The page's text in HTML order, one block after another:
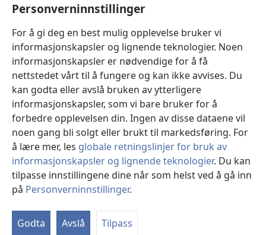
Personverninnstillinger
For å gi deg en best mulig opplevelse bruker vi
informasjonskapsler og lignende teknologier. Noen
informasjonskapsler er nødvendige for å få
nettstedet vårt til å fungere og kan ikke avvises. Du
kan godta eller avslå bruken av ytterligere
informasjonskapsler, som vi bare bruker for å
forbedre opplevelsen din. Ingen av disse dataene vil
noen gang bli solgt eller brukt til markedsføring. For
å lære mer, les globale retningslinjer for bruk av
informasjonskapsler og lignende teknologier. Du kan
tilpasse innstillingene dine når som helst ved å gå inn
på Personverninnstillinger.
Godta Avslå Tilpass
Bidrag
(åpner
nytt
vindu)Watchtower ONLINE LIBRARY™
(åpner
nytt
vindu) JW Hub ®
(åpner
nytt
vindu)JW Library ®
Watchtower Library
Copyright
© 2026 Watch Tower Bible and Tract Society of Pennsylvania.
VILKÅR FOR BRUK| PERSONVERN